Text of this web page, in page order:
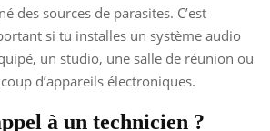
des sources de parasites. C’est
si tu installes un système audio
un studio, une salle de réunion ou
d’appareils électroniques.
à un technicien ?